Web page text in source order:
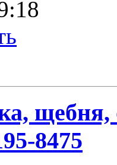
щебня,
8475